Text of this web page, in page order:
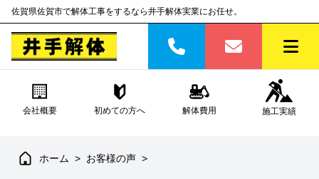
佐賀県佐賀市で解体工事をするなら井手解体実業にお任せ。
会社概要 初めての方へ 解体費用 施工実績
ホーム > お客様の声 >